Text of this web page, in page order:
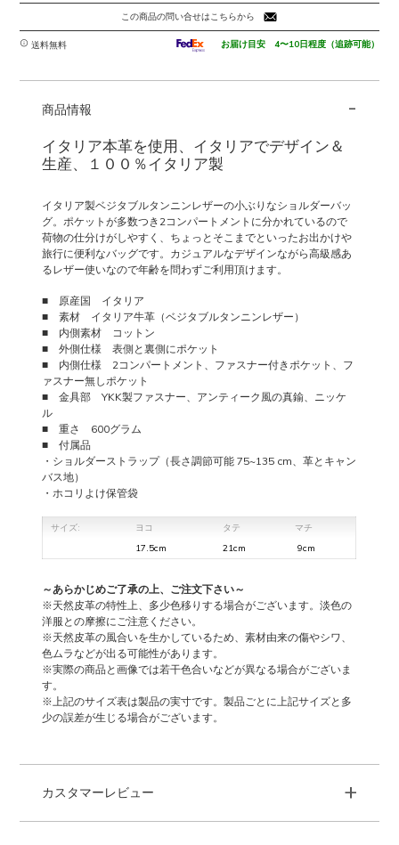
ブ
ル
タ
ニ
LARRY
この商品の問い合せはこちらから
送料無料 お届け目安 4〜10日程度（追跡可能）
商品情報 -
イタリア本革を使用、イタリアでデザイン＆
生産、１００％イタリア製
イタリア製ベジタブルタンニンレザーの小ぶりなショルダーバッ
グ。ポケットが多数つき2コンパートメントに分かれているので
荷物の仕分けがしやすく、ちょっとそこまでといったお出かけや
旅行に便利なバッグです。カジュアルなデザインながら高級感あ
るレザー使いなので年齢を問わずご利用頂けます。
■ 原産国 イタリア
■ 素材 イタリア牛革（ベジタブルタンニンレザー）
■ 内側素材 コットン
■ 外側仕様 表側と裏側にポケット
■ 内側仕様 2コンパートメント、ファスナー付きポケット、フ
ァスナー無しポケット
■ 金具部 YKK製ファスナー、アンティーク風の真鍮、ニッケ
ル
■ 重さ 600グラム
■ 付属品
・ショルダーストラップ（長さ調節可能 75~135 cm、革とキャン
バス地）
・ホコリよけ保管袋
サイズ: ヨコ タテ
マチ
17.5cm
21cm 9cm
～あらかじめご了承の上、ご注文下さい～
※天然皮革の特性上、多少色移りする場合がございます。淡色の
洋服との摩擦にご注意ください。
※天然皮革の風合いを生かしているため、素材由来の傷やシワ、
色ムラなどが出る可能性があります。
※実際の商品と画像では若干色合いなどが異なる場合がございま
す。
※上記のサイズ表は製品の実寸です。製品ごとに上記サイズと多
少の誤差が生じる場合がございます。
カスタマーレビュー +